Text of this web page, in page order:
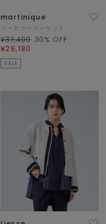
martinique
ノーカラージャケット
¥37,400 30 % OFF
¥26,180
SALE